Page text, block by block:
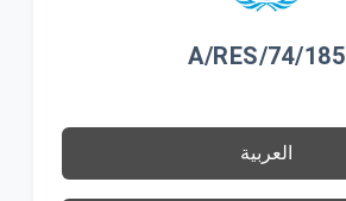
A/RES/74/185
العربية